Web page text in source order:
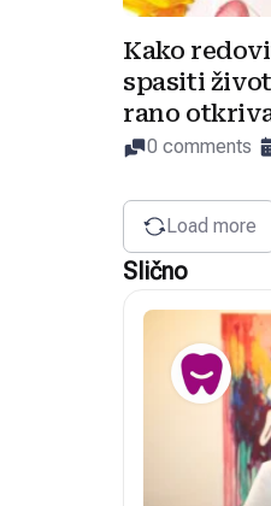
Kako
spasiti
rano
0 comments
Load more
Slično